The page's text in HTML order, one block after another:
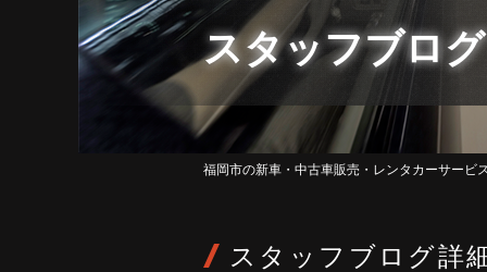
スタッフブログ
福岡市の新車・中古車販売・レンタカーサービ
スタッフブログ詳